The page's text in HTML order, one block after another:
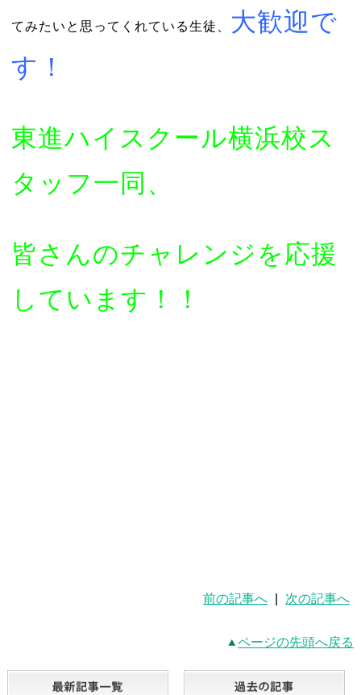
てみたいと思ってくれている生徒、
大歓迎で
す！
東進ハイスクール横浜校ス
タッフ一同、
皆さんのチャレンジを応援
しています！！
前の記事へ 次の記事へ
ページの先頭へ戻る
最新記事一覧